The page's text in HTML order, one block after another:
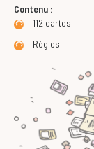
Contenu :
112 cartes
Règles